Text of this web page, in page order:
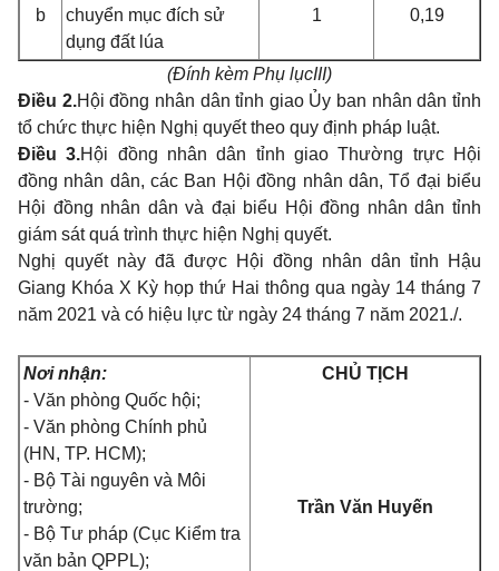
b
chuyển mục đích sử
dụng đất lúa
1 0,19
(Đính kèm Phụ lụcIII)
Điều 2.Hội đồng nhân dân tỉnh giao Ủy ban nhân dân tỉnh
tổ chức thực hiện Nghị quyết theo quy định pháp luật.
Điều 3.Hội đồng nhân dân tỉnh giao Thường trực Hội
đồng nhân dân, các Ban Hội đồng nhân dân, Tổ đại biểu
Hội đồng nhân dân và đại biểu Hội đồng nhân dân tỉnh
giám sát quá trình thực hiện Nghị quyết.
Nghị quyết này đã được Hội đồng nhân dân tỉnh Hậu
Giang Khóa X Kỳ họp thứ Hai thông qua ngày 14 tháng 7
năm 2021 và có hiệu lực từ ngày 24 tháng 7 năm 2021./.
Nơi nhận:
- Văn phòng Quốc hội;
- Văn phòng Chính phủ
(HN, TP. HCM);
- Bộ Tài nguyên và Môi
trường;
- Bộ Tư pháp (Cục Kiểm tra
văn bản QPPL);
CHỦ TỊCH
Trần Văn Huyến